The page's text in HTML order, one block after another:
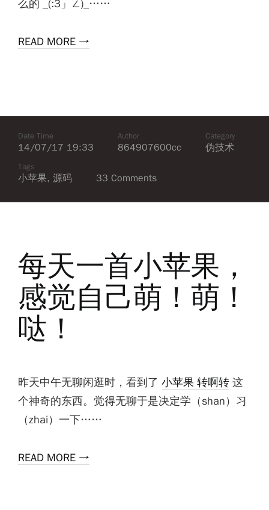
么的 _(:3」∠)_……
READ MORE →
Date Time
14/07/17 19:33
Author
864907600cc
Category
伪技术
Tags
小苹果, 源码 33 Comments
每天一首小苹果，
感觉自己萌！萌！
哒！
昨天中午无聊闲逛时，看到了 小苹果 转啊转 这
个神奇的东西。觉得无聊于是决定学（shan）习
（zhai）一下……
READ MORE →